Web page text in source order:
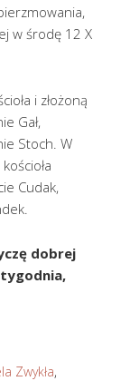
w środę 12 X
i złożoną
Gał,
Stoch. W
Cudak,
dobrej
tygodnia,
Zwykła,